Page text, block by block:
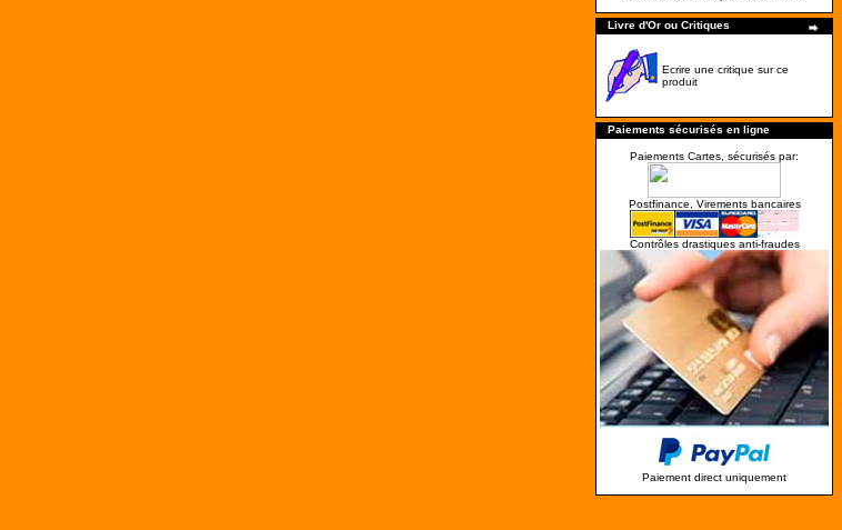
Livre d'Or ou Critiques
Ecrire une critique sur ce
produit
Paiements sécurisés en ligne
Paiements Cartes, sécurisés par:
Postfinance, Virements bancaires
Contrôles drastiques anti-fraudes
Paiement direct uniquement